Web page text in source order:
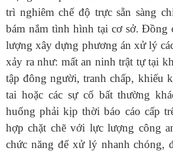
trì nghiêm chế độ trực sẵn sàng
bám nắm tình hình tại cơ sở. Đồng
lượng xây dựng phương án xử lý
xảy ra như: mất an ninh trật tự tại
tập đông người, tranh chấp, khiếu
tai hoặc các sự cố bất thường
huống phải kịp thời báo cáo cấp
hợp chặt chẽ với lực lượng công
chức năng để xử lý nhanh chóng,